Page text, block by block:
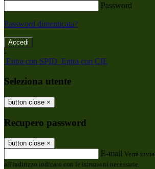
Password
Password dimenticata?
-
Entra con SPID Entra con CIE
Seleziona utente
button close ×
Recupero password
button close ×
E-mail Verrà
all'indirizzo indicato con le istruzioni necessarie.